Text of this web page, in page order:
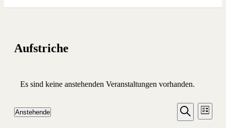
Aufstriche
Es sind keine anstehenden Veranstaltungen vorhanden.
Suche
Suche
Liste
Anstehende